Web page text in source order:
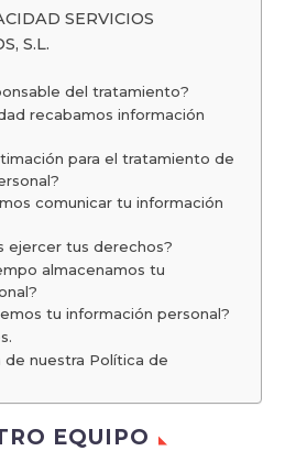
SERVICIOS
S.L.
del tratamiento?
recabamos información
para el tratamiento de
comunicar tu información
ejercer tus derechos?
almacenamos tu
tu información personal?
de nuestra Política de
EQUIPO